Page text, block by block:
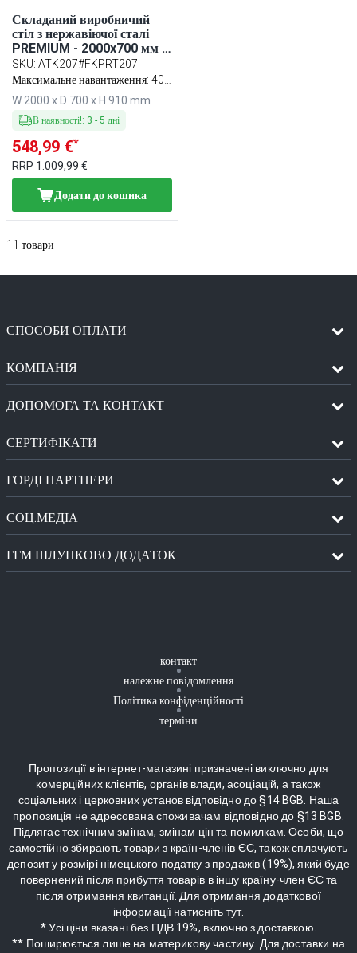
Складаний виробничий
стіл з нержавіючої сталі
PREMIUM - 2000x700 мм -
з нижньою полицею та з
посиленою стільницею - з
м’яса червона (HACCP) у
комплекті
SKU: ATK207#FKPRT207
Максимальне навантаження: 400
кг
W 2000 x D 700 x H 910 mm
В наявності!: 3 - 5 дні
548,99 €*
RRP 1.009,99 €
Додати до кошика
11 товари
СПОСОБИ ОПЛАТИ
КОМПАНІЯ
ДОПОМОГА ТА КОНТАКТ
СЕРТИФІКАТИ
ГОРДІ ПАРТНЕРИ
СОЦ.МЕДІА
ГГМ ШЛУНКОВО ДОДАТОК
контакт
належне повідомлення
Політика конфіденційності
терміни
Пропозиції в інтернет-магазині призначені виключно для
комерційних клієнтів, органів влади, асоціацій, а також
соціальних і церковних установ відповідно до §14 BGB. Наша
пропозиція не адресована споживачам відповідно до §13 BGB.
Підлягає технічним змінам, змінам цін та помилкам. Особи, що
самостійно збирають товари з країн-членів ЄС, також сплачують
депозит у розмірі німецького податку з продажів (19%), який буде
повернений після прибуття товарів в іншу країну-член ЄС та
після отримання квитанції. Для отримання додаткової
інформації натисніть тут.
* Усі ціни вказані без ПДВ 19%, включно з доставкою.
** Поширюється лише на материкову частину. Для доставки на